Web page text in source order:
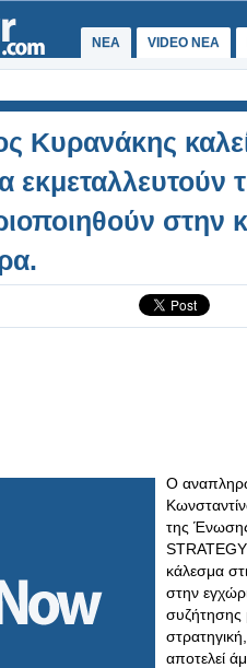
ΝΕΑ VIDEO NEA
Κυρανάκης καλεί
εκμεταλλευτούν
στην
Ο
της
κάλεσμα
στην
συζήτησης
αποτελεί